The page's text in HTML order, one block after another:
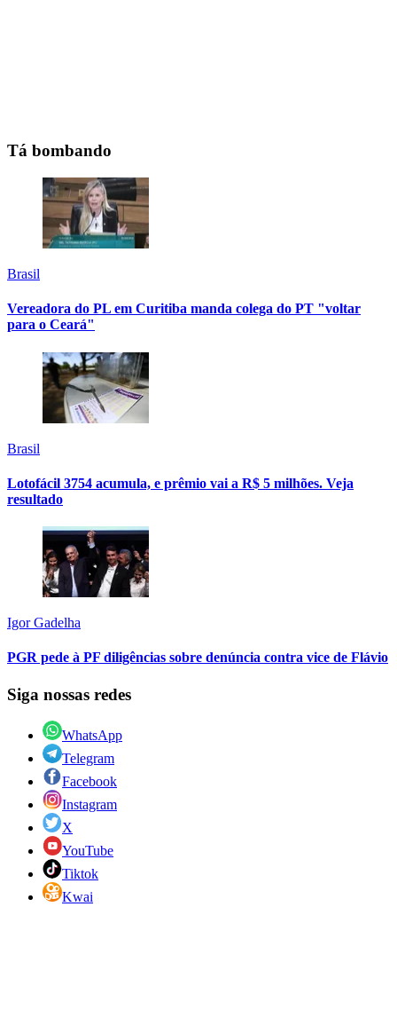
Tá bombando
Brasil
Vereadora do PL em Curitiba manda colega do PT "voltar
para o Ceará"
Brasil
Lotofácil 3754 acumula, e prêmio vai a R$ 5 milhões. Veja
resultado
Igor Gadelha
PGR pede à PF diligências sobre denúncia contra vice de Flávio
Siga nossas redes
WhatsApp
Telegram
Facebook
Instagram
X
YouTube
Tiktok
Kwai